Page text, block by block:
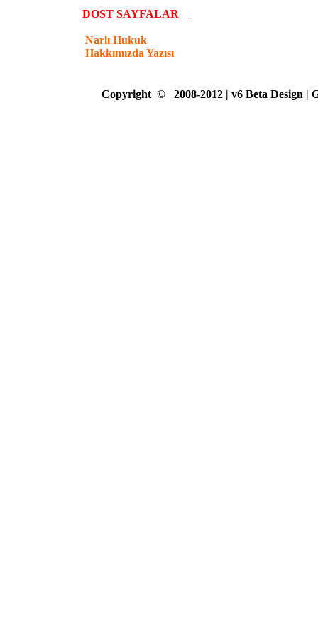
DOST SAYFALAR
Narlı Hukuk
Hakkımızda Yazısı
Copyright © 2008-2012 | v6 Beta Design